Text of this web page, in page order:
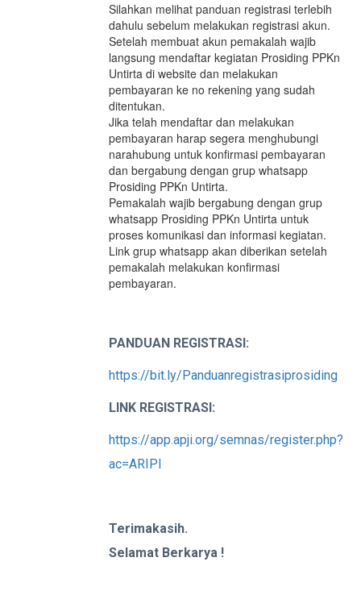
Silahkan melihat panduan registrasi terlebih
dahulu sebelum melakukan registrasi akun.
Setelah membuat akun pemakalah wajib
langsung mendaftar kegiatan Prosiding PPKn
Untirta di website dan melakukan
pembayaran ke no rekening yang sudah
ditentukan.
Jika telah mendaftar dan melakukan
pembayaran harap segera menghubungi
narahubung untuk konfirmasi pembayaran
dan bergabung dengan grup whatsapp
Prosiding PPKn Untirta.
Pemakalah wajib bergabung dengan grup
whatsapp Prosiding PPKn Untirta untuk
proses komunikasi dan informasi kegiatan.
Link grup whatsapp akan diberikan setelah
pemakalah melakukan konfirmasi
pembayaran.
PANDUAN REGISTRASI:
https://bit.ly/Panduanregistrasiprosiding
LINK REGISTRASI:
https://app.apji.org/semnas/register.php?
ac=ARIPI
Terimakasih.
Selamat Berkarya !